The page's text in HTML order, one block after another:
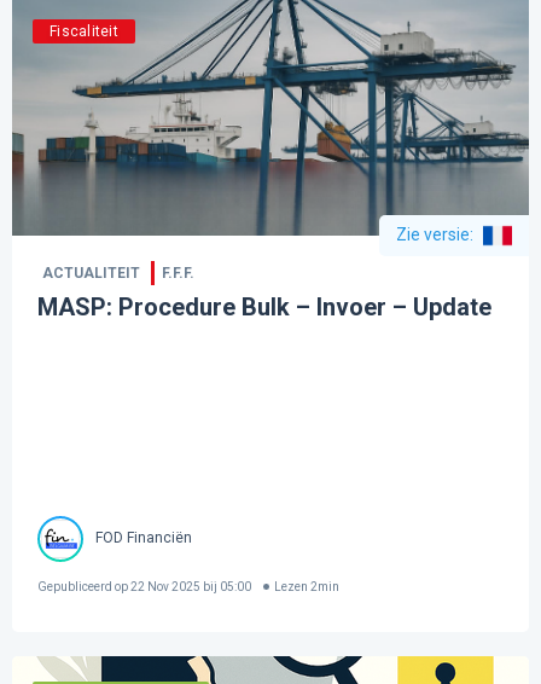
Fiscaliteit
Zie versie:
ACTUALITEIT F.F.F.
MASP: Procedure Bulk – Invoer – Update
FOD Financiën
Gepubliceerd op22 Nov 2025 bij 05:00 Lezen 2min